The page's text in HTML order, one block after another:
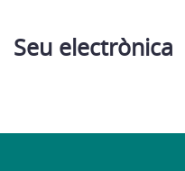
Seu electrònica